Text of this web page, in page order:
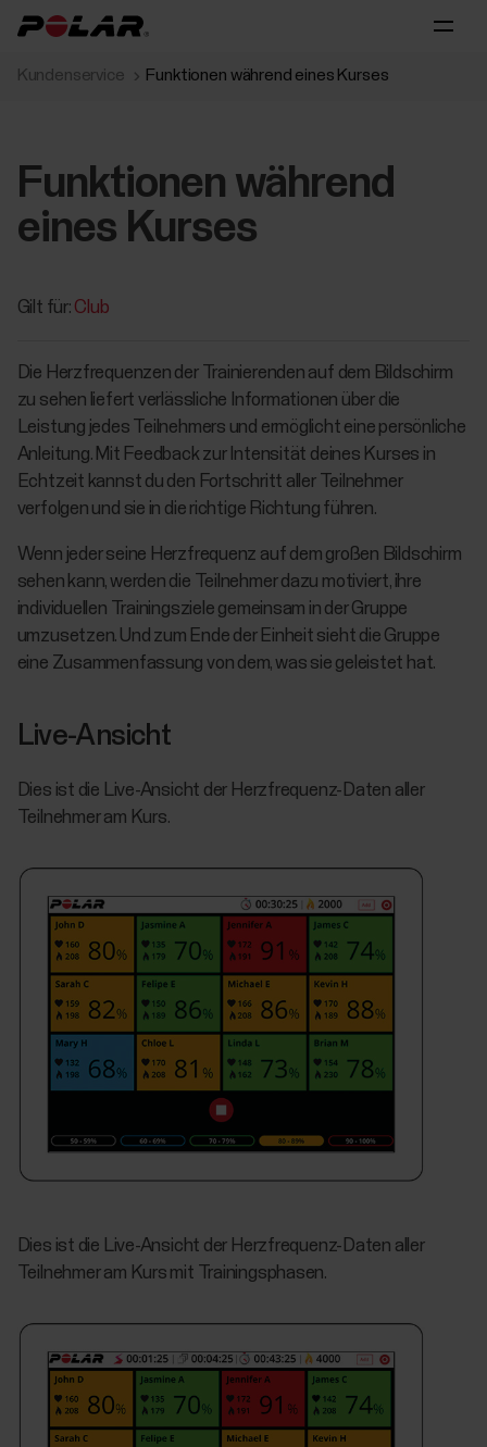
Kundenservice Funktionen während eines Kurses
Funktionen während
eines Kurses
Gilt für: Club
Die Herzfrequenzen der Trainierenden auf dem Bildschirm
zu sehen liefert verlässliche Informationen über die
Leistung jedes Teilnehmers und ermöglicht eine persönliche
Anleitung. Mit Feedback zur Intensität deines Kurses in
Echtzeit kannst du den Fortschritt aller Teilnehmer
verfolgen und sie in die richtige Richtung führen.
Wenn jeder seine Herzfrequenz auf dem großen Bildschirm
sehen kann, werden die Teilnehmer dazu motiviert, ihre
individuellen Trainingsziele gemeinsam in der Gruppe
umzusetzen. Und zum Ende der Einheit sieht die Gruppe
eine Zusammenfassung von dem, was sie geleistet hat.
Live-Ansicht
Dies ist die Live-Ansicht der Herzfrequenz-Daten aller
Teilnehmer am Kurs.
Dies ist die Live-Ansicht der Herzfrequenz-Daten aller
Teilnehmer am Kurs mit Trainingsphasen.